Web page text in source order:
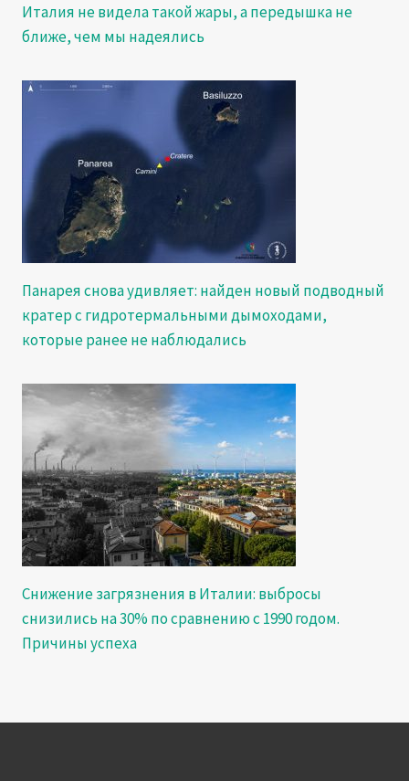
Италия не видела такой жары, а передышка не
ближе, чем мы надеялись
Панарея снова удивляет: найден новый подводный
кратер с гидротермальными дымоходами,
которые ранее не наблюдались
Снижение загрязнения в Италии: выбросы
снизились на 30% по сравнению с 1990 годом.
Причины успеха